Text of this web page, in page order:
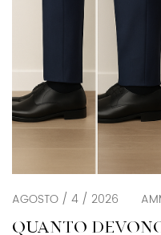
AGOSTO / 4 / 2026
QUANTO